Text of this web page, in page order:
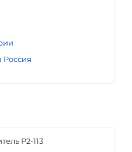
Россия
Р2-113